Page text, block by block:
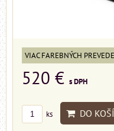
VIAC FAREBNÝCH
520 € s DPH
ks DO